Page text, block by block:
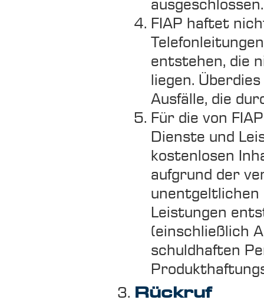
ausgeschlossen.
FIAP haftet
entstehen, die
liegen.
Ausfälle, die
Für die von
Dienste und
kostenlosen
aufgrund der
Leistungen
(einschließlich
schuldhaften
Rückruf